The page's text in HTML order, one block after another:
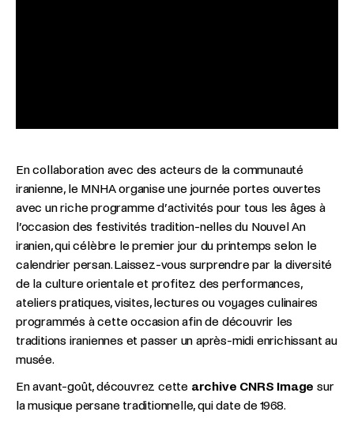
En collaboration avec des acteurs de la communauté
iranienne, le MNHA organise une journée portes ouvertes
avec un riche programme d’activités pour tous les âges à
l’occasion des festivités tradition-nelles du Nouvel An
iranien, qui célèbre le premier jour du printemps selon le
calendrier persan. Laissez-vous surprendre par la diversité
de la culture orientale et profitez des performances,
ateliers pratiques, visites, lectures ou voyages culinaires
programmés à cette occasion afin de découvrir les
traditions iraniennes et passer un après-midi enrichissant au
musée.
En avant-goût, découvrez cette archive CNRS Image sur
la musique persane traditionnelle, qui date de 1968.